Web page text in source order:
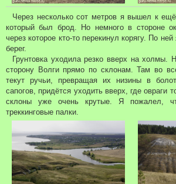
Через несколько сот метров я вышел к
который был брод. Но немного в стороне
через которое кто-то перекинул корягу. По
берег.
Грунтовка уходила резко вверх на холмы.
сторону Волги прямо по склонам. Там во
текут ручьи, превращая их низины в
сапогов, придётся уходить вверх, где овраги
склоны уже очень крутые. Я пожалел,
треккинговые палки.